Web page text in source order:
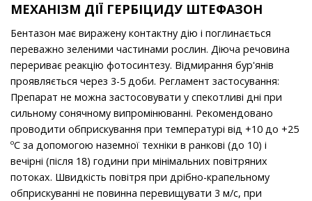
МЕХАНІЗМ ДІЇ ГЕРБІЦИДУ ШТЕФАЗОН
Бентазон має виражену контактну дію і поглинається
переважно зеленими частинами рослин. Діюча речовина
перериває реакцію фотосинтезу. Відмирання бур'янів
проявляється через 3-5 доби. Регламент застосування:
Препарат не можна застосовувати у спекотливі дні при
сильному сонячному випромінюванні. Рекомендовано
проводити обприскування при температурі від +10 до +25
ºС за допомогою наземної техніки в ранкові (до 10) і
вечірні (після 18) години при мінімальних повітряних
потоках. Швидкість повітря при дрібно-крапельному
обприскуванні не повинна перевищувати 3 м/с, при